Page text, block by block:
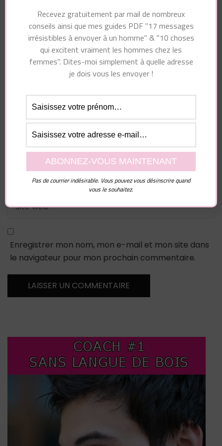
*
E-mail*
Site web
Enregistrer mon nom, mon e-mail et mon site dans
le navigateur pour mon prochain commentaire.
Recevez gratuitement par mail de nombreux
conseils ainsi que mes guides PDF "17 messages
irrésistibles à envoyer à un homme" & "10 choses
qui excitent vraiment les hommes chez les
femmes". Dites-moi simplement à quelle adresse
je dois vous les envoyer !
Pas de courrier indésirable. Vous pouvez vous désinscrire quand
vous le souhaitez.